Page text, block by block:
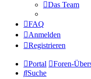
Das Team
FAQ
Anmelden
Registrieren
Portal
Foren-
Suche